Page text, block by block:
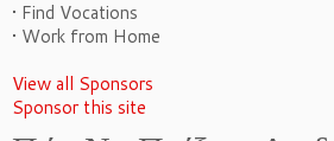
• Find Vocations
• Work from Home
View all Sponsors
Sponsor this site